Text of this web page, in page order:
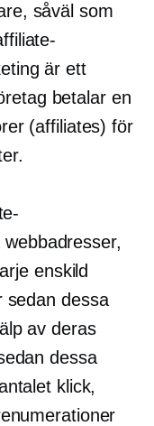
såväl som
är ett
betalar en
(affiliates) för
enskild
sedan dessa
av deras
dessa
klick,